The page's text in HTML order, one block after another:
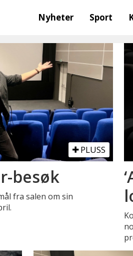
Nyheter Sport
PLUSS
besøk
fra salen om sin